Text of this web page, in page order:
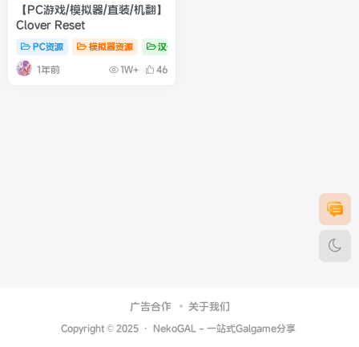
【PC游戏/模拟器/直装/机翻】
Clover Reset
PC资源 模拟器资源 汉化资源
1年前 1W+ 46
广告合作 关于我们
Copyright © 2025 · NekoGAL - 一站式Galgame分享